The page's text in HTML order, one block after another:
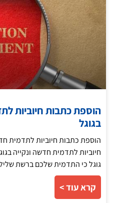
הוספת כתבות חיוביות
בגוגל
הוספת כתבות חיוביות לתדמית
חיוביות לתדמית חדשה ונקייה
גוגל כי התדמית שלכם ברשת
קרא עוד >